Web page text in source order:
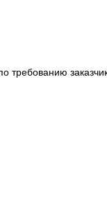
требованию